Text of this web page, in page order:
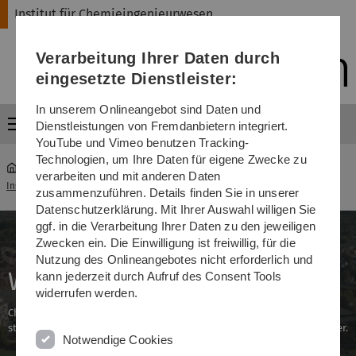
Direkt
Direkt
Direkt
(Sprache,
Drucken,
Media)
Direkt
Direkt
Institut für Chemieingenieurwesen
Menü
Institut für Chemieingenieurwesen
Warum in Ulm studieren?
Chemieingenieurwesen kann man an verschiedenen Universitäten
studieren, Ulm bietet allerdings einige Vorteile den anderen gegenüber.
Verarbeitung Ihrer Daten durch
eingesetzte Dienstleister:
In unserem Onlineangebot sind Daten und
Dienstleistungen von Fremdanbietern integriert.
YouTube und Vimeo benutzen Tracking-
Technologien, um Ihre Daten für eigene Zwecke zu
verarbeiten und mit anderen Daten
zusammenzuführen. Details finden Sie in unserer
Datenschutzerklärung. Mit Ihrer Auswahl willigen Sie
ggf. in die Verarbeitung Ihrer Daten zu den jeweiligen
Zwecken ein. Die Einwilligung ist freiwillig, für die
Nutzung des Onlineangebotes nicht erforderlich und
kann jederzeit durch Aufruf des Consent Tools
widerrufen werden.
Notwendige Cookies